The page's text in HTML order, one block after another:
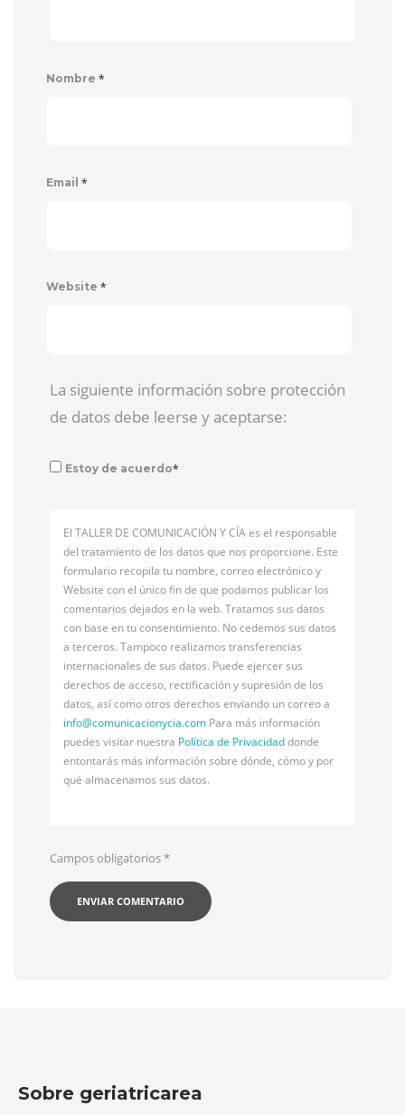
Nombre *
Email *
Website *
La siguiente información sobre protección
de datos debe leerse y aceptarse:
Estoy de acuerdo*
El TALLER DE COMUNICACIÓN Y CÍA es el responsable
del tratamiento de los datos que nos proporcione. Este
formulario recopila tu nombre, correo electrónico y
Website con el único fin de que podamos publicar los
comentarios dejados en la web. Tratamos sus datos
con base en tu consentimiento. No cedemos sus datos
a terceros. Tampoco realizamos transferencias
internacionales de sus datos. Puede ejercer sus
derechos de acceso, rectificación y supresión de los
datos, así como otros derechos enviando un correo a
info@comunicacionycia.com Para más información
puedes visitar nuestra Política de Privacidaddonde
entontarás más información sobre dónde, cómo y por
qué almacenamos sus datos.
Campos obligatorios*
Sobre geriatricarea